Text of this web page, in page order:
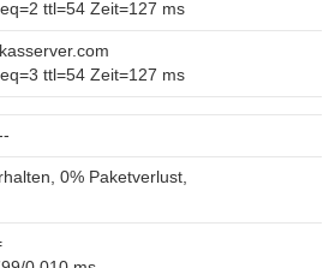
ttl=54 Zeit=127 ms
ttl=54 Zeit=127 ms
0% Paketverlust,